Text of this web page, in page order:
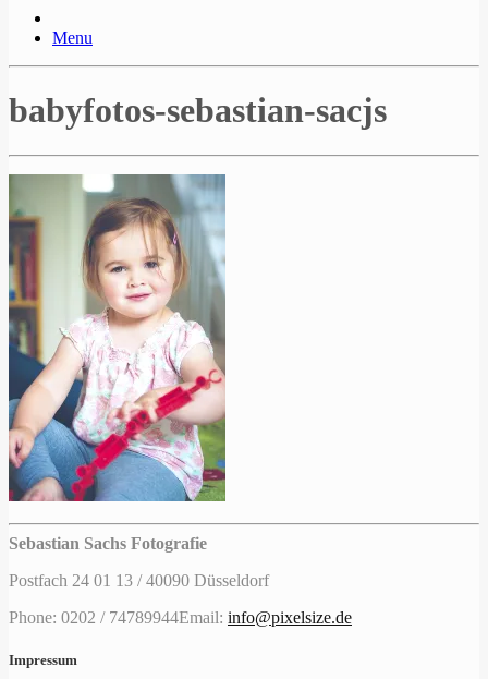
Menu
babyfotos-sebastian-sacjs
Sebastian Sachs Fotografie
Postfach 24 01 13 / 40090 Düsseldorf
Phone: 0202 / 74789944Email: info@pixelsize.de
Impressum